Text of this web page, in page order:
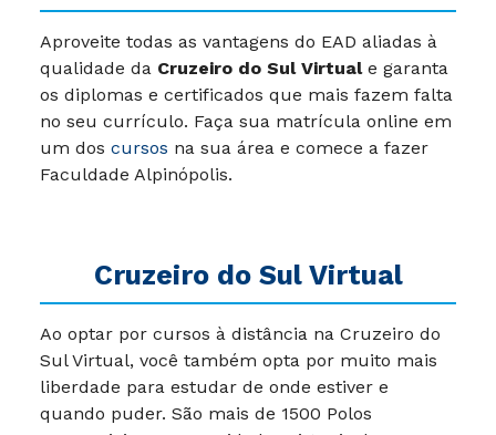
Aproveite todas as vantagens do EAD aliadas à
qualidade da Cruzeiro do Sul Virtuale garanta
os diplomas e certificados que mais fazem falta
no seu currículo. Faça sua matrícula online em
um dos cursos na sua área e comece a fazer
Faculdade Alpinópolis.
Cruzeiro do Sul Virtual
Ao optar por cursos à distância na Cruzeiro do
Sul Virtual, você também opta por muito mais
liberdade para estudar de onde estiver e
quando puder. São mais de 1500 Polos